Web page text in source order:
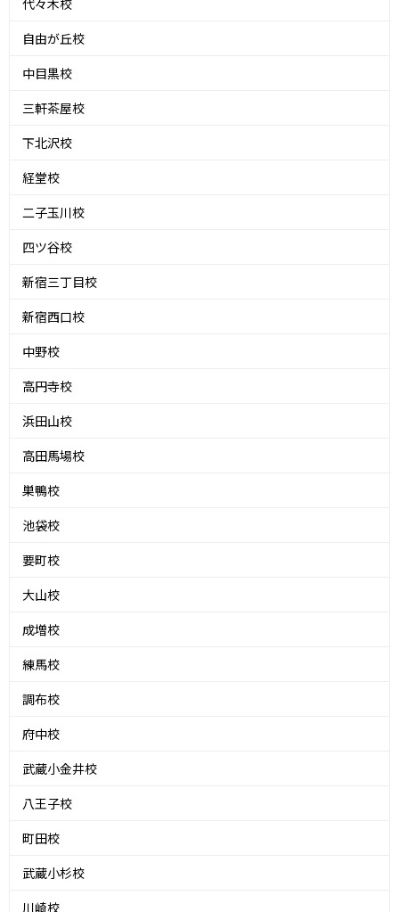
代々木校
自由が丘校
中目黒校
三軒茶屋校
下北沢校
経堂校
二子玉川校
四ツ谷校
新宿三丁目校
新宿西口校
中野校
高円寺校
浜田山校
高田馬場校
巣鴨校
池袋校
要町校
大山校
成増校
練馬校
調布校
府中校
武蔵小金井校
八王子校
町田校
武蔵小杉校
川崎校